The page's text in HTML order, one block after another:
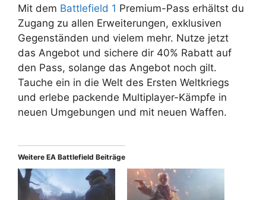
Mit dem Battlefield 1 Premium-Pass erhältst du
Zugang zu allen Erweiterungen, exklusiven
Gegenständen und vielem mehr. Nutze jetzt
das Angebot und sichere dir 40% Rabatt auf
den Pass, solange das Angebot noch gilt.
Tauche ein in die Welt des Ersten Weltkriegs
und erlebe packende Multiplayer-Kämpfe in
neuen Umgebungen und mit neuen Waffen.
Weitere EA Battlefield Beiträge